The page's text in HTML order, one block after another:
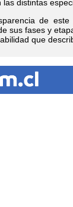
distintas
de
sus fases y
que